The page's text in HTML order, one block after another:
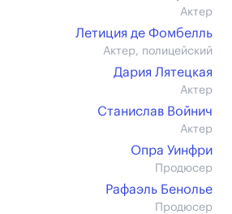
Актер
Летиция де Фомбелль
Актер, полицейский
Дария Лятецкая
Актер
Станислав Войнич
Актер
Опра Уинфри
Продюсер
Рафаэль Бенолье
Продюсер